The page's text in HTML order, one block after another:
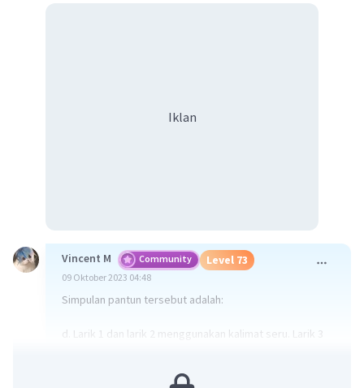
Iklan
Vincent M Community Level 73
09 Oktober 2023 04:48
Simpulan pantun tersebut adalah:
d. Larik 1 dan larik 2 menggunakan kalimat seru. Larik 3